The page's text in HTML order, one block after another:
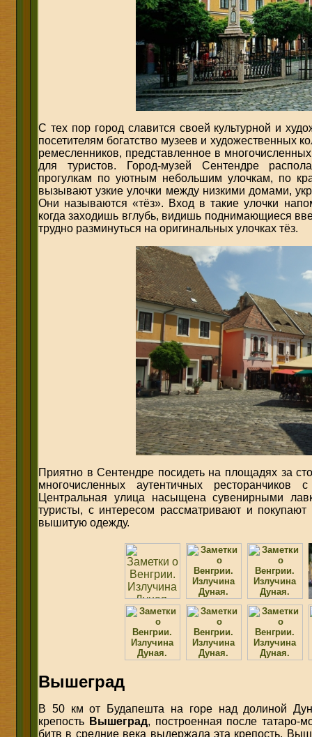
С тех пор город славится своей культурной и
посетителям богатство музеев и художественных
ремесленников, представленное в
для туристов. Город-музей Сентендре
прогулкам по уютным небольшим улочкам, по
вызывают узкие улочки между низкими домами,
Они называются «тёз». Вход в такие улочки
когда заходишь вглубь, видишь поднимающиеся
трудно разминуться на оригинальных улочках тёз.
Приятно в Сентендре посидеть на площадях за
многочисленных аутентичных ресторанчиков
Центральная улица насыщена сувенирными
туристы, с интересом рассматривают и
вышитую одежду.
Вышеград
В 50 км от Будапешта на горе над долиной
крепость Вышеград, построенная после татаро-
битв в средние века выдержала эта крепость.